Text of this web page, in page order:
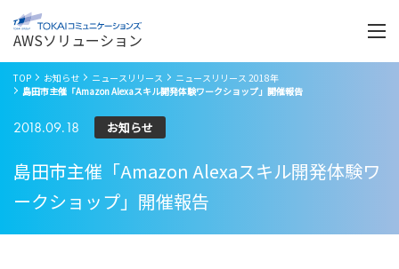
AWSソリューション
く
TOP お知らせ ニュースリリース
ニュースリリース 2018年
島田市主催「Amazon Alexaスキル開発体験ワークショップ」開催報告
2018.09.18 お知らせ
島田市主催「Amazon Alexaスキル開発体験ワ
ークショップ」開催報告